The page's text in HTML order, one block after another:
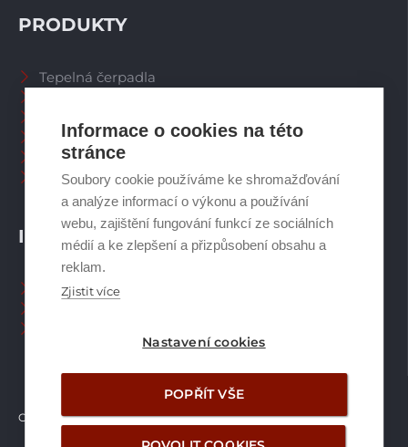
Informace o cookies na této
stránce
Soubory cookie používáme ke shromažďování
a analýze informací o výkonu a používání
webu, zajištění fungování funkcí ze sociálních
médií a ke zlepšení a přizpůsobení obsahu a
reklam.
Zjistit více
Nastavení cookies
POPŘÍT VŠE
INFORMACE
Naši pracovníci CZ
PRODUKTY
Tepelná čerpadla
Spalinové systémy
Plynové kotle
Ostatní příslušenství
Copyright © Brilon a.s. 2026